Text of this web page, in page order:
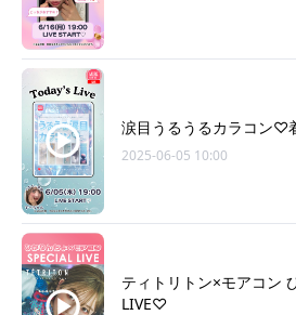
涙目うるうるカラコン♡
2025-06-05 10:00
ティトリトン×モアコン
LIVE♡